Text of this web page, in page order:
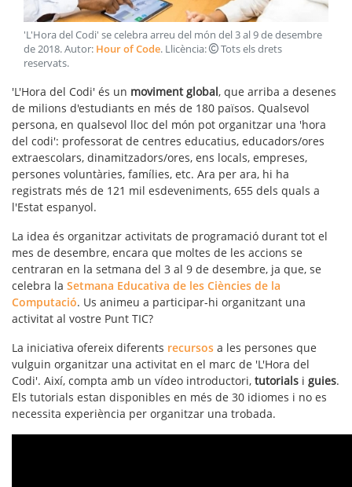
'L'Hora del Codi' se celebra arreu del món del 3 al 9 de desembre
de 2018. Autor: Hour of Code. Llicència:
Tots els drets
reservats.
'L'Hora del Codi' és un moviment global, que arriba a desenes
de milions d'estudiants en més de 180 països. Qualsevol
persona, en qualsevol lloc del món pot organitzar una 'hora
del codi': professorat de centres educatius, educadors/ores
extraescolars, dinamitzadors/ores, ens locals, empreses,
persones voluntàries, famílies, etc. Ara per ara, hi ha
registrats més de 121 mil esdeveniments, 655 dels quals a
l'Estat espanyol.
La idea és organitzar activitats de programació durant tot el
mes de desembre, encara que moltes de les accions se
centraran en la setmana del 3 al 9 de desembre, ja que, se
celebra la Setmana Educativa de les Ciències de la
Computació. Us animeu a participar-hi organitzant una
activitat al vostre Punt TIC?
La iniciativa ofereix diferents recursos a les persones que
vulguin organitzar una activitat en el marc de 'L'Hora del
Codi'. Així, compta amb un vídeo introductori, tutorials i guies.
Els tutorials estan disponibles en més de 30 idiomes i no es
necessita experiència per organitzar una trobada.